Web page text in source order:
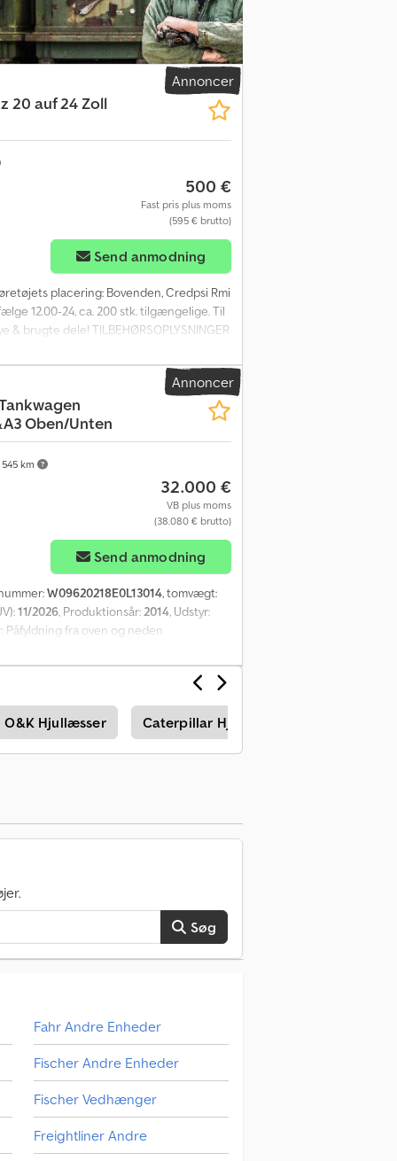
Annoncer
20 auf 24 Zoll
500 €
Fast pris plus moms
(595 € brutto)
Send anmodning
placering: Bovenden, Credpsi Rmi
12.00-24, ca. 200 stk. tilgængelige. Til
brugte dele! TILBEHØRSOPLYSNINGER
Annoncer
km
Oben/Unten
32.000 €
VB plus moms
(38.080 € brutto)
Send anmodning
W09620218E0L13014, tomvægt:
11/2026, Produktionsår:2014, Udstyr:
Påfyldning fra oven og neden
l, samlet: 20.300 l Inspektioner: TÜV
Reklame er allerede fjernet fra traileren.
ring venligst.
O&K Hjullæsser Caterpillar Hjullæsser
Søg
Fahr Andre Enheder
Fischer Andre Enheder
Fischer Vedhænger
Freightliner Andre